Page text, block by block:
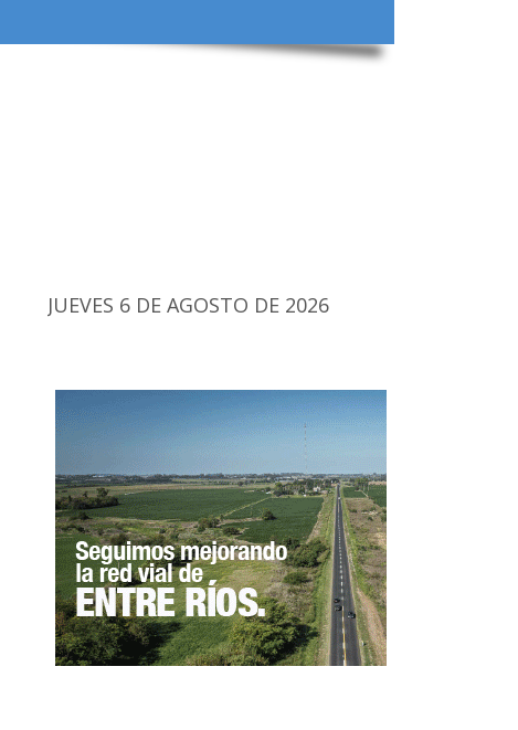
JUEVES 6 DE AGOSTO DE 2026